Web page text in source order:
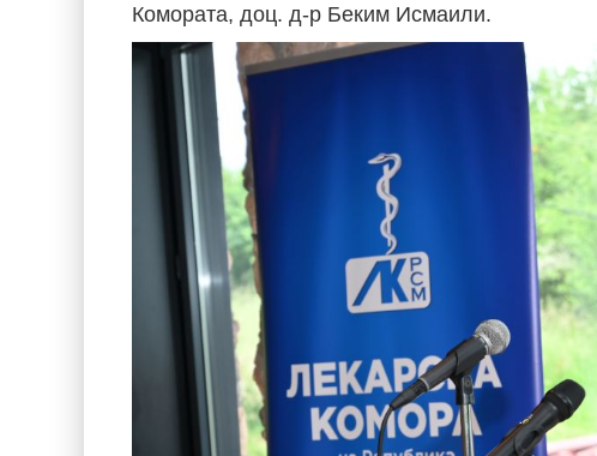
Комората, доц. д-р Беким Исмаили.